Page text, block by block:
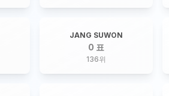
JANG SUWON
0 표
136위